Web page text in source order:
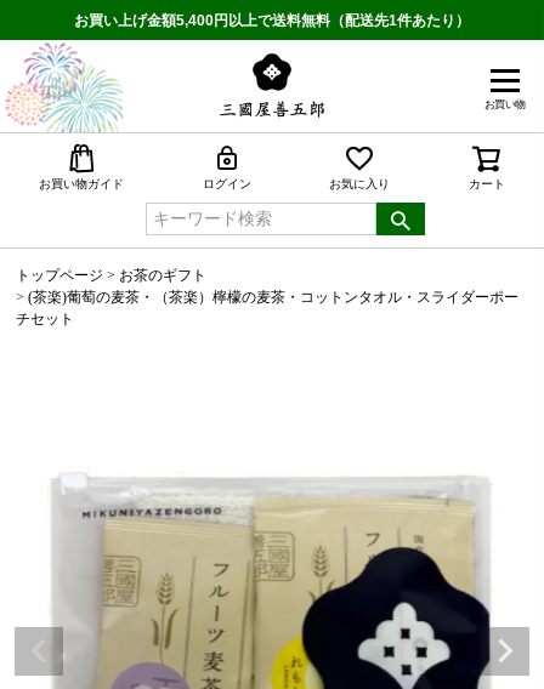
お買い上げ金額5,400円以上で送料無料（配送先1件あたり）
お買い物
お買い物ガイド ログイン お気に入り カート
トップページ
お茶のギフト
(茶楽)葡萄の麦茶・（茶楽）檸檬の麦茶・コットンタオル・スライダーポー
チセット